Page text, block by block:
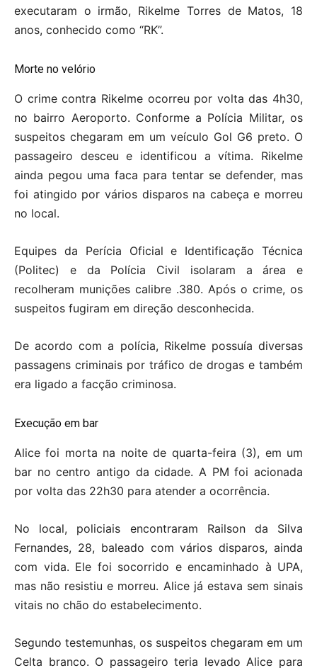
executaram o irmão, Rikelme Torres de Matos, 18
anos, conhecido como “RK”.
Morte no velório
O crime contra Rikelme ocorreu por volta das 4h30,
no bairro Aeroporto. Conforme a Polícia Militar, os
suspeitos chegaram em um veículo Gol G6 preto. O
passageiro desceu e identificou a vítima. Rikelme
ainda pegou uma faca para tentar se defender, mas
foi atingido por vários disparos na cabeça e morreu
no local.
Equipes da Perícia Oficial e Identificação Técnica
(Politec) e da Polícia Civil isolaram a área e
recolheram munições calibre .380. Após o crime, os
suspeitos fugiram em direção desconhecida.
De acordo com a polícia, Rikelme possuía diversas
passagens criminais por tráfico de drogas e também
era ligado a facção criminosa.
Execução em bar
Alice foi morta na noite de quarta-feira (3), em um
bar no centro antigo da cidade. A PM foi acionada
por volta das 22h30 para atender a ocorrência.
No local, policiais encontraram Railson da Silva
Fernandes, 28, baleado com vários disparos, ainda
com vida. Ele foi socorrido e encaminhado à UPA,
mas não resistiu e morreu. Alice já estava sem sinais
vitais no chão do estabelecimento.
Segundo testemunhas, os suspeitos chegaram em um
Celta branco. O passageiro teria levado Alice para